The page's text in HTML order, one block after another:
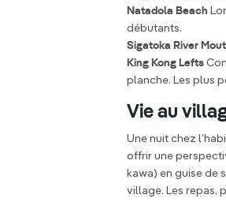
Natadola Beach
débutants.
Sigatoka River
King Kong Lefts
planche. Les plus
Vie au
Une nuit chez
offrir une
kawa) en guise de
village. Les repas,